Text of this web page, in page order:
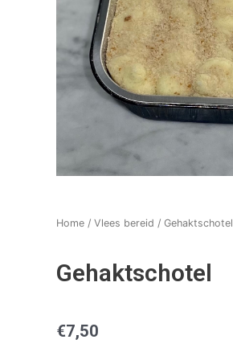
Home / Vlees bereid / Gehaktschotel
Gehaktschotel
€7,50